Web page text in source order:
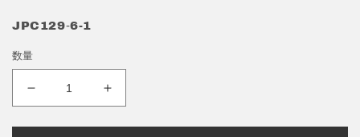
JPC129‐6-1
数量
キ